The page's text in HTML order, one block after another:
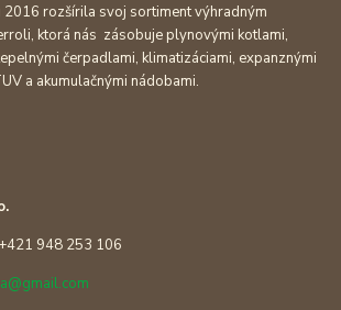
2016 rozšírila svoj sortiment výhradným
ktorá nás zásobuje plynovými kotlami,
čerpadlami, klimatizáciami, expanznými
a akumulačnými nádobami.
948 253 106